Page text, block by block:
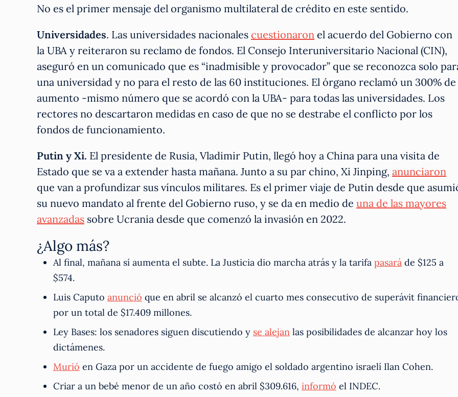
No es el primer mensaje del organismo multilateral de crédito en este sentido.
Universidades. Las universidades nacionales cuestionaron el acuerdo del Gobierno con
la UBA y reiteraron su reclamo de fondos. El Consejo Interuniversitario Nacional (CIN),
aseguró en un comunicado que es “inadmisible y provocador” que se reconozca solo
una universidad y no para el resto de las 60 instituciones. El órgano reclamó un 300% de
aumento -mismo número que se acordó con la UBA- para todas las universidades. Los
rectores no descartaron medidas en caso de que no se destrabe el conflicto por los
fondos de funcionamiento.
Putin y Xi. El presidente de Rusia, Vladimir Putin, llegó hoy a China para una visita de
Estado que se va a extender hasta mañana. Junto a su par chino, Xi Jinping, anunciaron
que van a profundizar sus vínculos militares. Es el primer viaje de Putin desde que
su nuevo mandato al frente del Gobierno ruso, y se da en medio de una de las mayores
avanzadas sobre Ucrania desde que comenzó la invasión en 2022.
¿Algo más?
Al final, mañana sí aumenta el subte. La Justicia dio marcha atrás y la tarifa pasará de $125 a
$574.
Luis Caputo anunció que en abril se alcanzó el cuarto mes consecutivo de superávit
por un total de $17.409 millones.
Ley Bases: los senadores siguen discutiendo y se alejan las posibilidades de alcanzar hoy los
dictámenes.
Murió en Gaza por un accidente de fuego amigo el soldado argentino israelí Ilan Cohen.
Criar a un bebé menor de un año costó en abril $309.616, informó el INDEC.